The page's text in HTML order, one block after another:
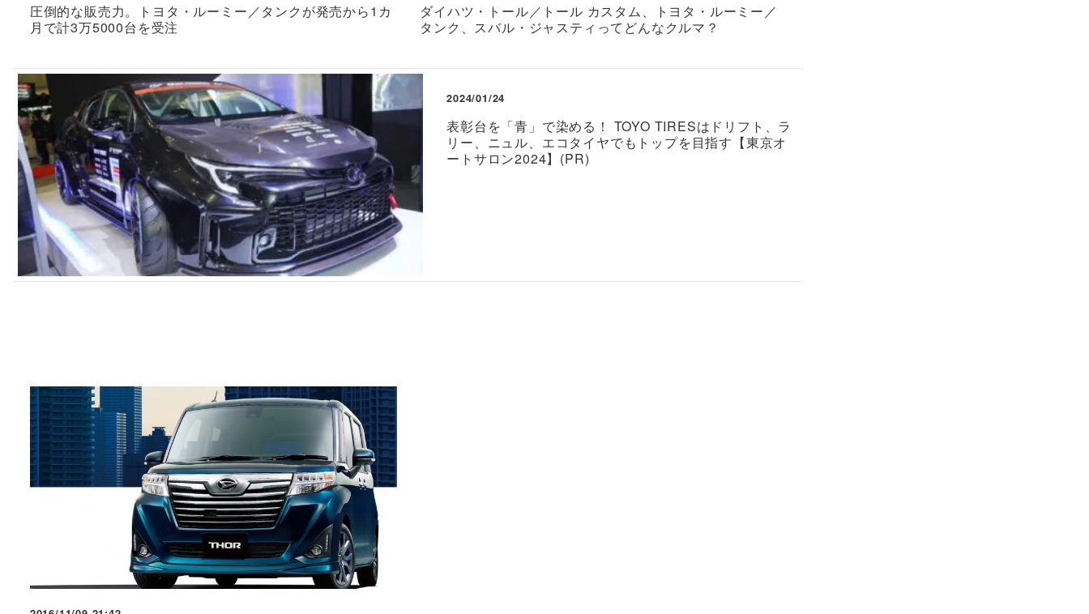
圧倒的な販売力。トヨタ・ルーミー／タンクが発売から1カ
月で計3万5000台を受注
ダイハツ・トール／トール カスタム、トヨタ・ルーミー／
タンク、スバル・ジャスティってどんなクルマ？
2024/01/24
表彰台を「青」で染める！ TOYO TIRESはドリフト、ラ
リー、ニュル、エコタイヤでもトップを目指す【東京オ
ートサロン2024】(PR)